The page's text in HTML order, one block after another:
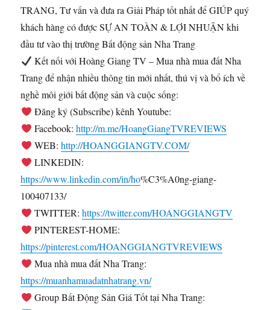
TRANG, Tư vấn và đưa ra Giải Pháp tốt nhất để GIÚP quý
khách hàng có được SỰ AN TOÀN & LỢI NHUẬN khi
đầu tư vào thị trường Bất động sản Nha Trang
Kết nối với Hoàng Giang TV – Mua nhà mua đất Nha
Trang để nhận nhiều thông tin mới nhất, thú vị và bổ ích về
nghề môi giới bất động sản và cuộc sống:
Đăng ký (Subscribe) kênh Youtube:
Facebook: http://m.me/HoangGiangTVREVIEWS
WEB: http://HOANGGIANGTV.COM/
LINKEDIN:
https://www.linkedin.com/in/ho%C3%A0ng-giang-
100407133/
TWITTER: https://twitter.com/HOANGGIANGTV
PINTEREST-HOME:
https://pinterest.com/HOANGGIANGTVREVIEWS
Mua nhà mua đất Nha Trang:
https://muanhamuadatnhatrang.vn/
Group Bất Động Sản Giá Tốt tại Nha Trang: